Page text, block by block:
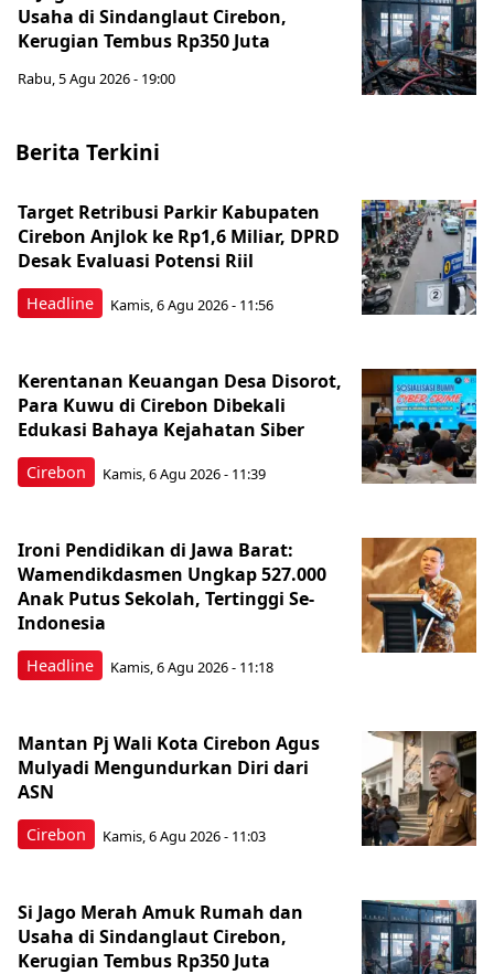
Usaha di Sindanglaut Cirebon,
Kerugian Tembus Rp350 Juta
Rabu, 5 Agu 2026 - 19:00
Berita Terkini
Headline
Target Retribusi Parkir Kabupaten
Cirebon Anjlok ke Rp1,6 Miliar, DPRD
Desak Evaluasi Potensi Riil
Kamis, 6 Agu 2026 - 11:56
Cirebon
Kerentanan Keuangan Desa Disorot,
Para Kuwu di Cirebon Dibekali
Edukasi Bahaya Kejahatan Siber
Kamis, 6 Agu 2026 - 11:39
Headline
Ironi Pendidikan di Jawa Barat:
Wamendikdasmen Ungkap 527.000
Anak Putus Sekolah, Tertinggi Se-
Indonesia
Kamis, 6 Agu 2026 - 11:18
Cirebon
Mantan Pj Wali Kota Cirebon Agus
Mulyadi Mengundurkan Diri dari
ASN
Kamis, 6 Agu 2026 - 11:03
Si Jago Merah Amuk Rumah dan
Usaha di Sindanglaut Cirebon,
Kerugian Tembus Rp350 Juta